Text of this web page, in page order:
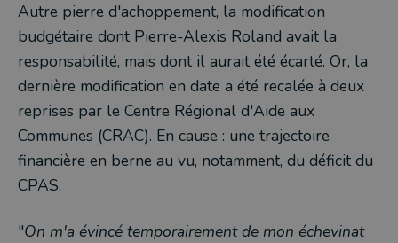
Autre pierre d'achoppement, la modification
budgétaire dont Pierre-Alexis Roland avait la
responsabilité, mais dont il aurait été écarté. Or, la
dernière modification en date a été recalée à deux
reprises par le Centre Régional d'Aide aux
Communes (CRAC). En cause : une trajectoire
financière en berne au vu, notamment, du déficit du
CPAS.
"On m'a évincé temporairement de mon échevinat